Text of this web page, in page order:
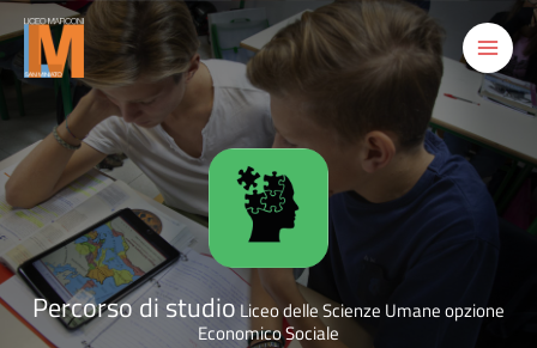
Vai
al
contenuto
Percorso di studio Liceo delle Scienze Umane opzione
Economico Sociale